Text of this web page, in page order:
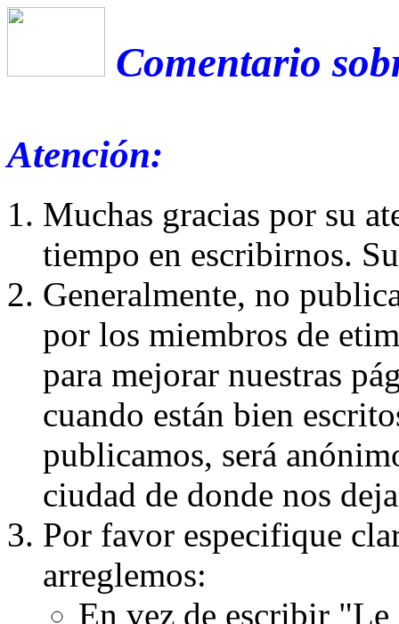
Comentario
Atención:
Muchas gracias por su
tiempo en escribirnos.
Generalmente, no
por los miembros de
para mejorar nuestras
cuando están bien
publicamos, será
ciudad de donde nos
Por favor especifique
arreglemos:
En vez de escribir